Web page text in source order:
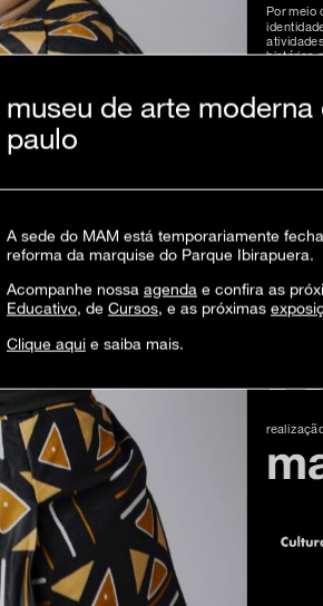
Por meio
histórias
pelo e-
Essa
museu de arte moderna
paulo
A sede do MAM está temporariamente
reforma da marquise do Parque Ibirapuera.
Acompanhe nossa agenda e confira as
Educativo, de Cursos, e as próximas
Clique aqui e saiba mais.